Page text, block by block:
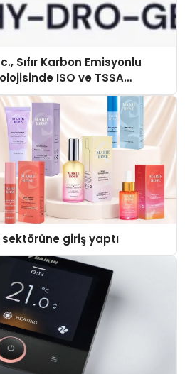
Sıfır Karbon Emisyonlu
ISO ve TSSA
Aldı
giriş yaptı